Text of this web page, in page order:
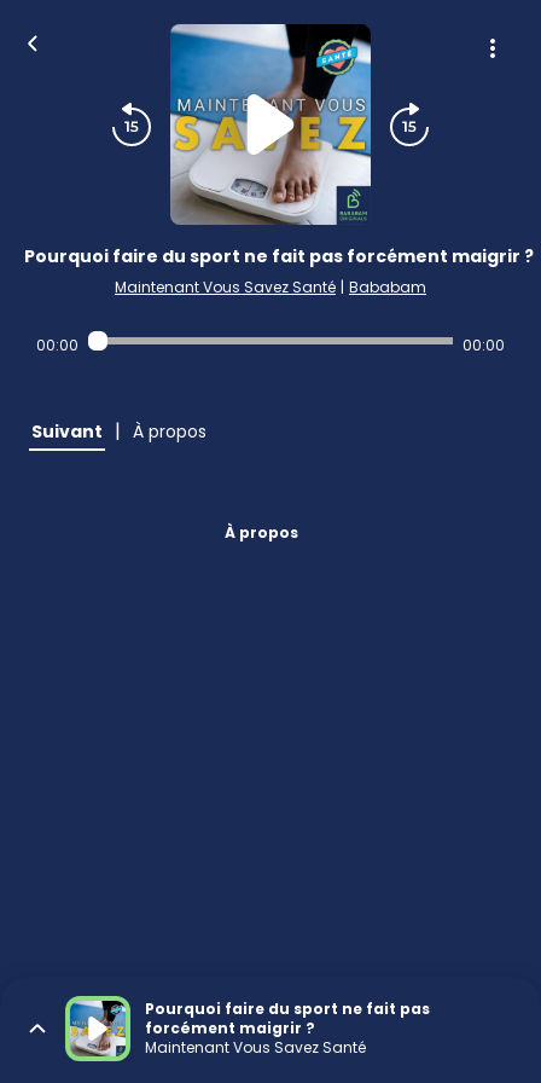
Pourquoi faire du sport ne fait pas forcément maigrir ?
Maintenant Vous Savez Santé | Bababam
00:00 00:00
Suivant | À propos
À propos
Pourquoi faire du sport ne fait pas
forcément maigrir ?
Maintenant Vous Savez Santé